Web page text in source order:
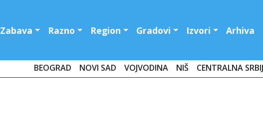
Zabava Razno Region Gradovi Izvori Arhiva
BEOGRAD NOVI SAD VOJVODINA NIŠ CENTRALNA